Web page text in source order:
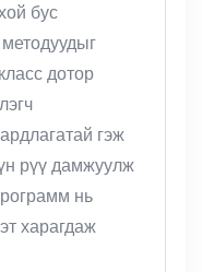
бус
дотор
гэж
рүү дамжуулж
нь
харагдаж